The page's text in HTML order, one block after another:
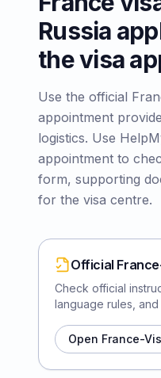
Russia
the visa
Use the official
appointment
logistics. Use
appointment to
form, supporting
for the visa centre.
Official
Check official
language rules,
Open France-